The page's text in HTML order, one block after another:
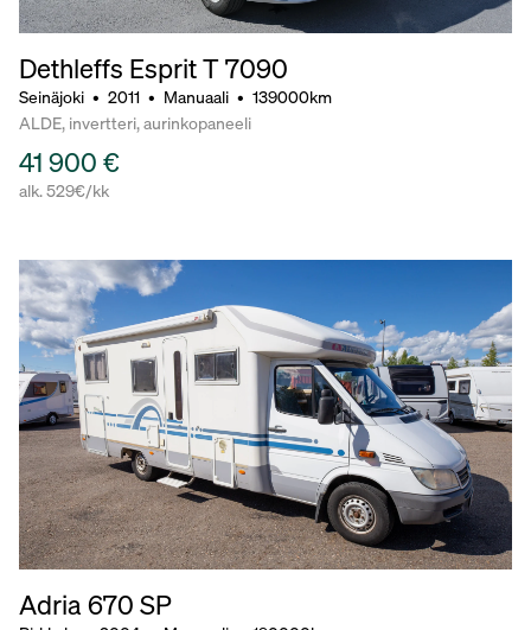
Dethleffs Esprit T 7090
Seinäjoki • 2011 • Manuaali • 139000km
ALDE, invertteri, aurinkopaneeli
41 900 €
alk. 529€/kk
Adria 670 SP